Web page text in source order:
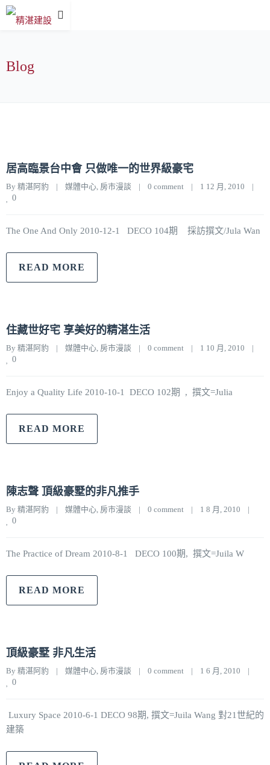
Blog
居高臨景台中會 只做唯一的世界級豪宅
By 精湛阿豹 | 媒體中心, 房市漫談 | 0 comment | 1 12 月, 2010 |
0
The One And Only 2010-12-1 DECO 104期 採訪撰文/Jula Wan
READ MORE
住藏世好宅 享美好的精湛生活
By 精湛阿豹 | 媒體中心, 房市漫談 | 0 comment | 1 10 月, 2010 |
0
Enjoy a Quality Life 2010-10-1 DECO 102期 , 撰文=Julia
READ MORE
陳志聲 頂級豪墅的非凡推手
By 精湛阿豹 | 媒體中心, 房市漫談 | 0 comment | 1 8 月, 2010 |
0
The Practice of Dream 2010-8-1 DECO 100期, 撰文=Juila W
READ MORE
頂級豪墅 非凡生活
By 精湛阿豹 | 媒體中心, 房市漫談 | 0 comment | 1 6 月, 2010 |
0
Luxury Space 2010-6-1 DECO 98期, 撰文=Juila Wang 對21世紀的
建築